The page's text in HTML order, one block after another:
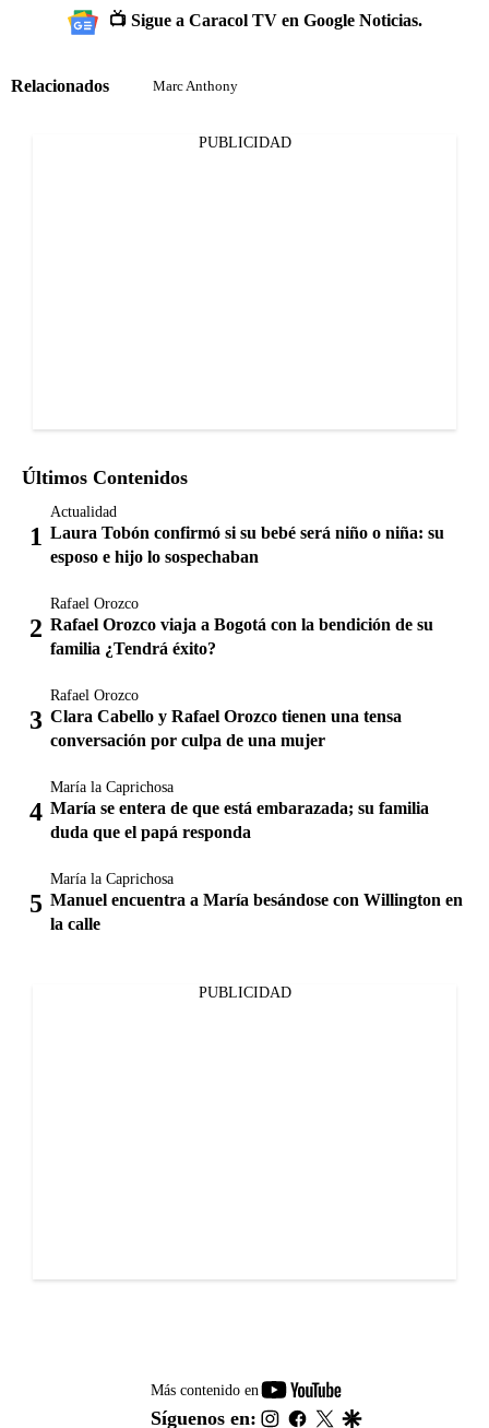
📺 Sigue a Caracol TV en Google Noticias.
Relacionados Marc Anthony
PUBLICIDAD
Últimos Contenidos
Actualidad
Laura Tobón confirmó si su bebé será niño o niña: su
esposo e hijo lo sospechaban
Rafael Orozco
Rafael Orozco viaja a Bogotá con la bendición de su
familia ¿Tendrá éxito?
Rafael Orozco
Clara Cabello y Rafael Orozco tienen una tensa
conversación por culpa de una mujer
María la Caprichosa
María se entera de que está embarazada; su familia
duda que el papá responda
María la Caprichosa
Manuel encuentra a María besándose con Willington en
la calle
PUBLICIDAD
Más contenido en
youtube-
footer
Síguenos en: instagram
facebook
twitter